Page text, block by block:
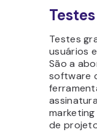
Testes
usuários
São a
software
de